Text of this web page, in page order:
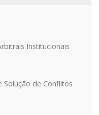
Institucionais
Solução de Conflitos